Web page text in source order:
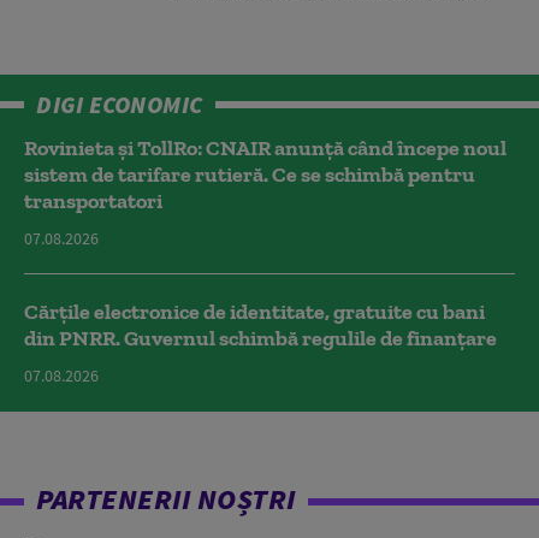
DIGI ECONOMIC
Rovinieta și TollRo: CNAIR anunță când începe noul
sistem de tarifare rutieră. Ce se schimbă pentru
transportatori
07.08.2026
Cărțile electronice de identitate, gratuite cu bani
din PNRR. Guvernul schimbă regulile de finanțare
07.08.2026
PARTENERII NOȘTRI